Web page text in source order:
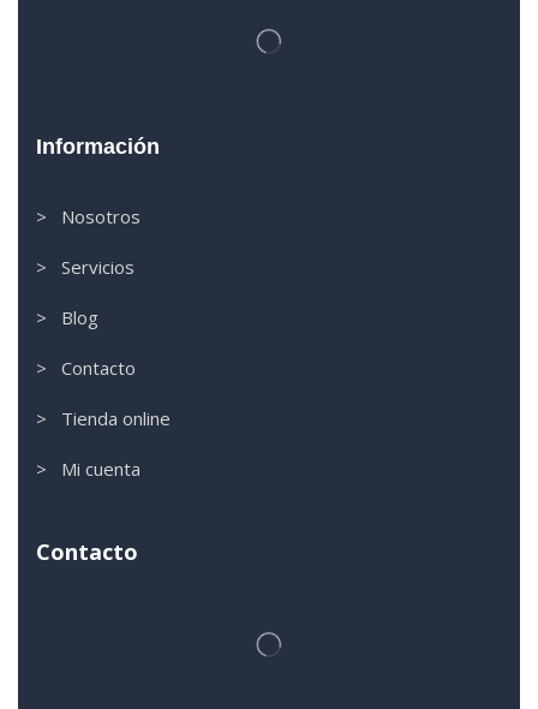
Información
> Nosotros
> Servicios
> Blog
> Contacto
> Tienda online
> Mi cuenta
Contacto